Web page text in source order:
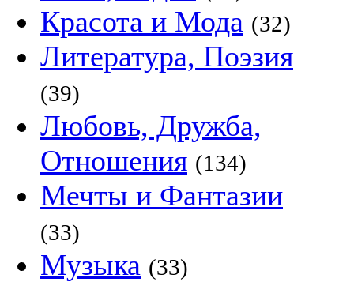
Красота и Мода (32)
Литература, Поэзия
(39)
Любовь, Дружба,
Отношения (134)
Мечты и Фантазии
(33)
Музыка (33)